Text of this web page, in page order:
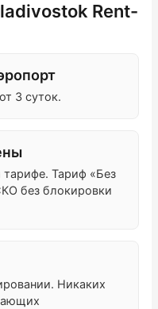
Rent-
3 суток.
тарифе. Тариф «Без
без блокировки
Никаких